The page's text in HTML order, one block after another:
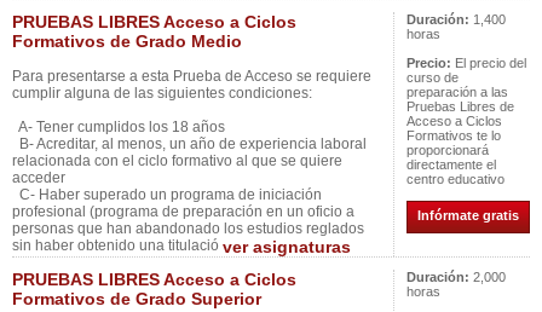
PRUEBAS LIBRES Acceso a Ciclos
Formativos de Grado Medio
Para presentarse a esta Prueba de Acceso se requiere
cumplir alguna de las siguientes condiciones:
A- Tener cumplidos los 18 años
B- Acreditar, al menos, un año de experiencia laboral
relacionada con el ciclo formativo al que se quiere
acceder
C- Haber superado un programa de iniciación
profesional (programa de preparación en un oficio a
personas que han abandonado los estudios reglados
sin haber obtenido una titulació ver asignaturas
Duración: 1,400
horas
Precio: El precio del
curso de
preparación a las
Pruebas Libres de
Acceso a Ciclos
Formativos te lo
proporcionará
directamente el
centro educativo
Infórmate gratis
PRUEBAS LIBRES Acceso a Ciclos
Formativos de Grado Superior
Duración: 2,000
horas